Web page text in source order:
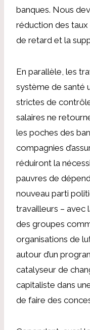
banques. Nous
réduction des taux
de retard et la
En parallèle, les
système de santé
strictes de
salaires ne
les poches des
compagnies
réduiront la
pauvres de
nouveau parti
travailleurs – avec
des groupes
organisations de
autour d’un
catalyseur de
capitaliste dans
de faire des